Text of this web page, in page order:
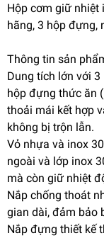
Hộp cơm giữ nhiệt
hãng, 3 hộp đựng,
Thông tin sản
Dung tích lớn với
hộp đựng thức ăn
thoải mái kết hợp
không bị trộn lẫn.
Vỏ nhựa và inox
ngoài và lớp inox
mà còn giữ nhiệt
Nắp chống thoát
gian dài, đảm bảo
Nắp đựng thiết kế